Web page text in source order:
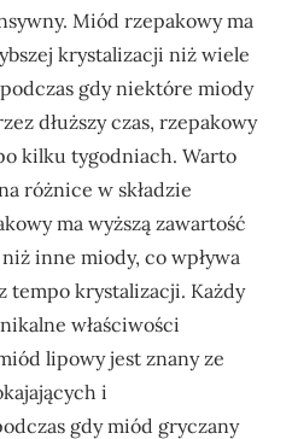
Miód rzepakowy ma
krystalizacji niż wiele
gdy niektóre miody
dłuższy czas, rzepakowy
kilku tygodniach. Warto
różnice w składzie
ma wyższą zawartość
inne miody, co wpływa
tempo krystalizacji. Każdy
właściwości
lipowy jest znany ze
i
gdy miód gryczany